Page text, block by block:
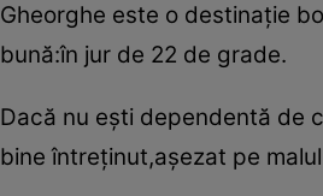
Gheorghe este o destinaţie
bună:în jur de 22 de grade.
Dacă nu eşti dependentă de
bine întreţinut,aşezat pe